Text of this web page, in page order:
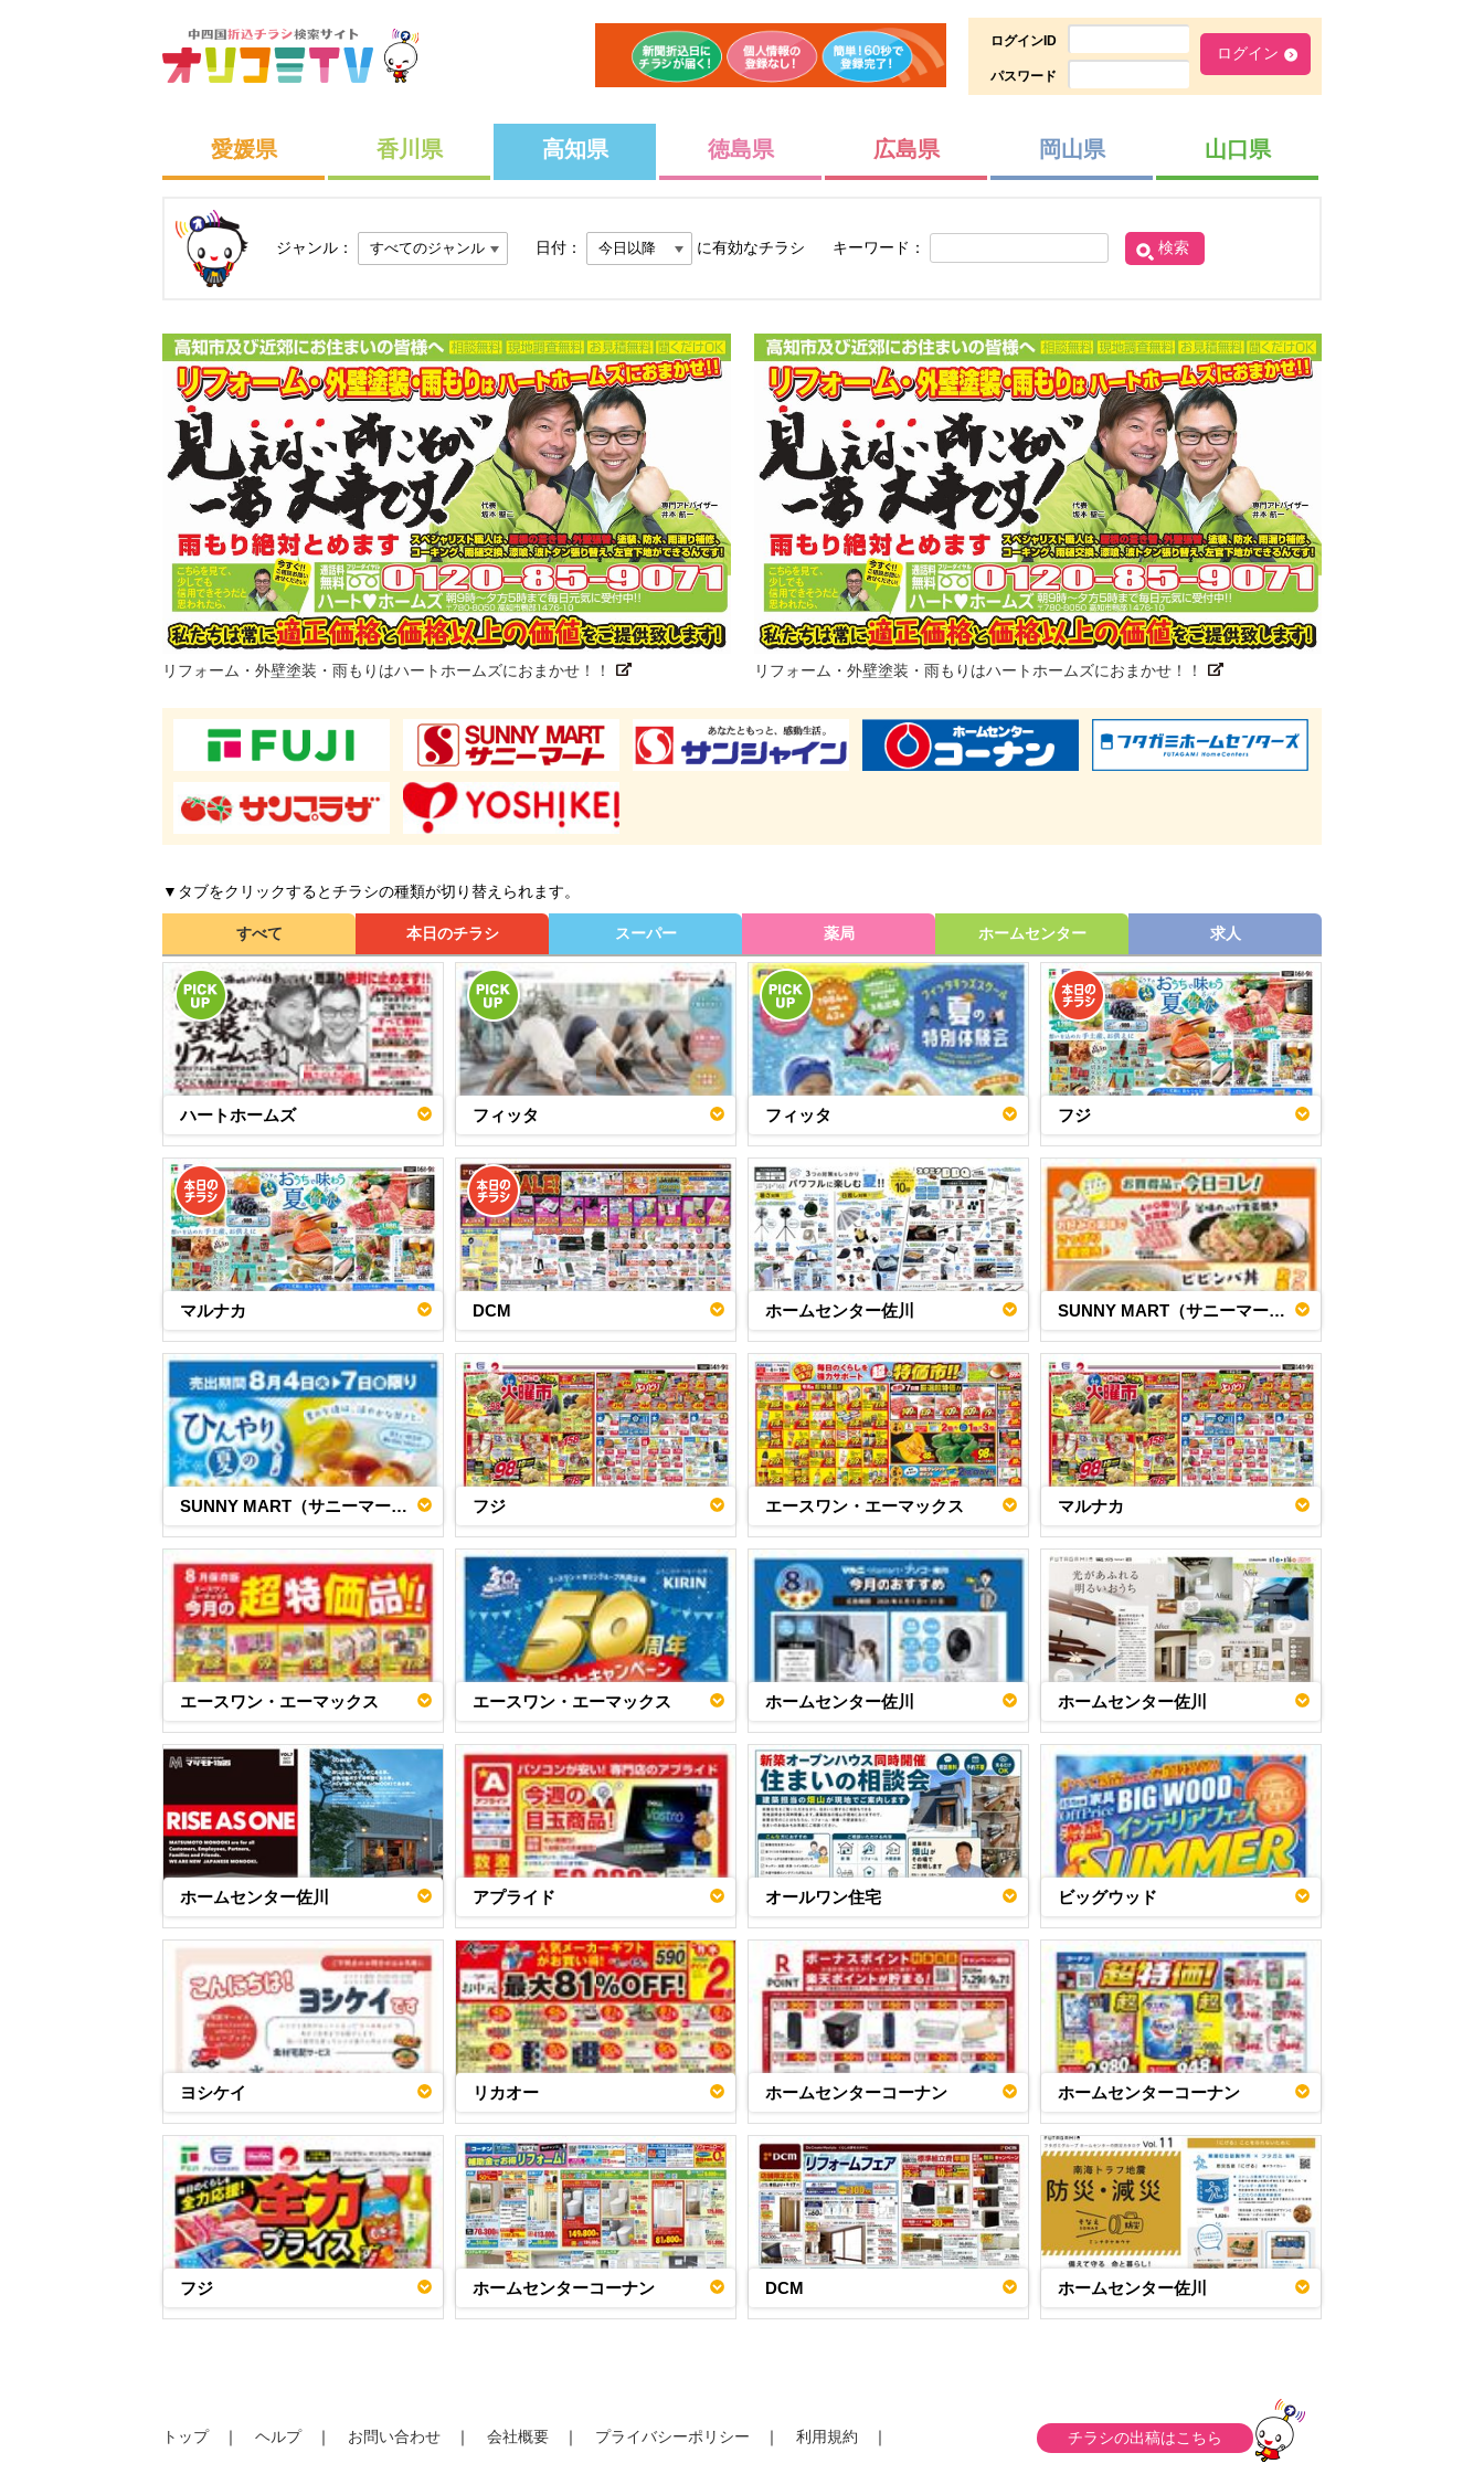
ログインID
パスワード
愛媛県 香川県 高知県 徳島県 広島県 岡山県 山口県
ジャンル： 日付： に有効なチラシ キーワード： 検索
リフォーム・外壁塗装・雨もりはハートホームズにおまかせ！！ リフォーム・外壁塗装・雨もりはハートホームズにおまかせ！！
▼タブをクリックするとチラシの種類が切り替えられます。
すべて 本日のチラシ スーパー 薬局 ホームセンター 求人
ハートホームズ フィッタ フィッタ フジ
マルナカ DCM ホームセンター佐川 SUNNY MART（サニーマート）
SUNNY MART（サニーマート） フジ エースワン・エーマックス マルナカ
エースワン・エーマックス エースワン・エーマックス ホームセンター佐川 ホームセンター佐川
ホームセンター佐川 アプライド オールワン住宅 ビッグウッド
ヨシケイ リカオー ホームセンターコーナン ホームセンターコーナン
フジ ホームセンターコーナン DCM ホームセンター佐川
トップ ヘルプ お問い合わせ 会社概要 プライバシーポリシー 利用規約 チラシの出稿はこちら